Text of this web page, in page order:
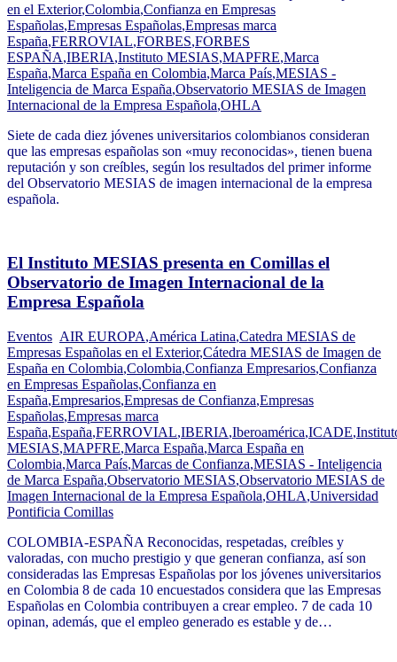
en el Exterior,Colombia,Confianza en Empresas
Españolas,Empresas Españolas,Empresas marca
España,FERROVIAL,FORBES,FORBES
ESPAÑA,IBERIA,Instituto MESIAS,MAPFRE,Marca
España,Marca España en Colombia,Marca País,MESIAS -
Inteligencia de Marca España,Observatorio MESIAS de Imagen
Internacional de la Empresa Española,OHLA
Siete de cada diez jóvenes universitarios colombianos consideran
que las empresas españolas son «muy reconocidas», tienen buena
reputación y son creíbles, según los resultados del primer informe
del Observatorio MESIAS de imagen internacional de la empresa
española.
El Instituto MESIAS presenta en Comillas el
Observatorio de Imagen Internacional de la
Empresa Española
Eventos AIR EUROPA,América Latina,Catedra MESIAS de
Empresas Españolas en el Exterior,Cátedra MESIAS de Imagen de
España en Colombia,Colombia,Confianza Empresarios,Confianza
en Empresas Españolas,Confianza en
España,Empresarios,Empresas de Confianza,Empresas
Españolas,Empresas marca
España,España,FERROVIAL,IBERIA,Iberoamérica,ICADE,
MESIAS,MAPFRE,Marca España,Marca España en
Colombia,Marca País,Marcas de Confianza,MESIAS - Inteligencia
de Marca España,Observatorio MESIAS,Observatorio MESIAS de
Imagen Internacional de la Empresa Española,OHLA,Universidad
Pontificia Comillas
COLOMBIA-ESPAÑA Reconocidas, respetadas, creíbles y
valoradas, con mucho prestigio y que generan confianza, así son
consideradas las Empresas Españolas por los jóvenes universitarios
en Colombia 8 de cada 10 encuestados considera que las Empresas
Españolas en Colombia contribuyen a crear empleo. 7 de cada 10
opinan, además, que el empleo generado es estable y de…